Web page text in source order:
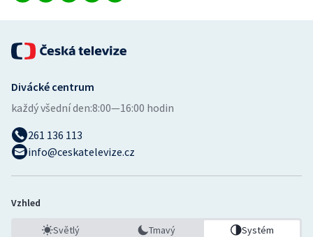
Divácké centrum
každý všední den:8:00—16:00 hodin
261 136 113
info@ceskatelevize.cz
Vzhled
Světlý Tmavý Systém